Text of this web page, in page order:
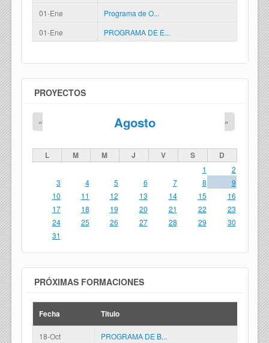
01-Ene
Programa de O...
01-Ene
PROGRAMA DE E...
PROYECTOS
Agosto
« »
L M M J V S D
1
2
3
4 5 6 7 8
9
10
11 12 13 14 15
16
17
18 19 20 21 22
23
24
25 26 27 28 29
30
31
PRÓXIMAS FORMACIONES
Fecha Titulo
18-Oct PROGRAMA DE B...